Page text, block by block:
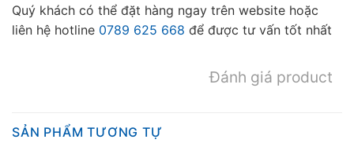
Quý khách có thể đặt hàng ngay trên website hoặc
liên hệ hotline 0789 625 668 để được tư vấn tốt nhất
Đánh giá product
SẢN PHẨM TƯƠNG TỰ